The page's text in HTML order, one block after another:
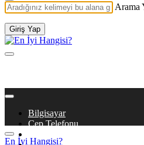
Arama
Giriş Yap
Bilgisayar
Cep Telefonu
En İyi Hangisi?